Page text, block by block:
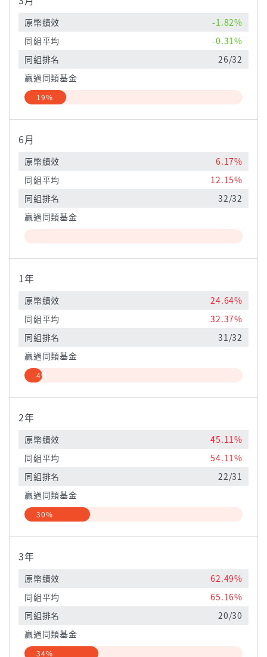
原幣績效
-1.82%
同組平均
-0.31%
同組排名
26/32
贏過同類基金
19%
6月
原幣績效
6.17%
同組平均
12.15%
同組排名
32/32
贏過同類基金
1年
原幣績效
24.64%
同組平均
32.37%
同組排名
31/32
贏過同類基金
4%
2年
原幣績效
45.11%
同組平均
54.11%
同組排名
22/31
贏過同類基金
30%
3年
原幣績效
62.49%
同組平均
65.16%
同組排名
20/30
贏過同類基金
34%